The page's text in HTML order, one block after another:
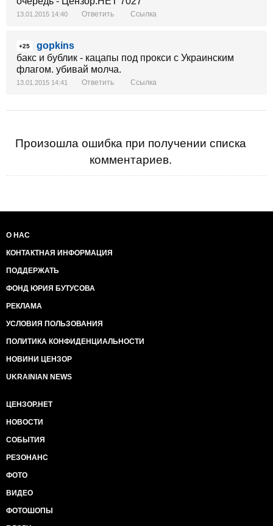
13.01.2015 14:40 Ответить Ссылка
+25
gopkins
бакс и бублик - кацапы под прокси с Украинским
флагом. убивай молча.
13.01.2015 14:41 Ответить Ссылка
Произошла ошибка при получении списка
комментариев.
О НАС
КОНТАКТНАЯ ИНФОРМАЦИЯ
ПОДДЕРЖАТЬ
ФОНД ЮРИЯ БУТУСОВА
РЕКЛАМА
УСЛОВИЯ ПОЛЬЗОВАНИЯ
ПОЛИТИКА КОНФИДЕНЦИАЛЬНОСТИ
НОВИНИ ЦЕНЗОР
UKRAINIAN NEWS
ЦЕНЗОР.НЕТ
НОВОСТИ
СОБЫТИЯ
РЕЗОНАНС
ФОТО
ВИДЕО
ФОТОШОПЫ